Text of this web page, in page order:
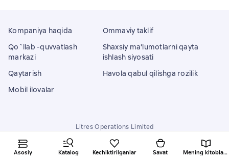
Asosiy Katalog Kechiktirilganlar Savat Mening kitoblarim
Kompaniya haqida
Qo`llab -quvvatlash
markazi
Qaytarish
Mobil ilovalar
Ommaviy taklif
Shaxsiy ma'lumotlarni qayta
ishlash siyosati
Havola qabul qilishga rozilik
Litres Operations Limited